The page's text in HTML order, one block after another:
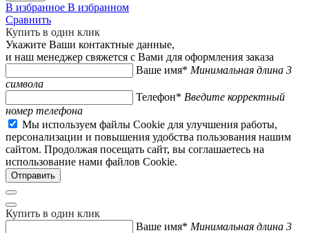
В избранное В избранном
Сравнить
Купить в один клик
Укажите Ваши контактные данные,
и наш менеджер свяжется с Вами для оформления заказа
Ваше имя* Минимальная длина 3
символа
Телефон* Введите корректный
номер телефона
Мы используем файлы Cookie для улучшения работы,
персонализации и повышения удобства пользования нашим
сайтом. Продолжая посещать сайт, вы соглашаетесь на
использование нами файлов Cookie.
Купить в один клик
Ваше имя* Минимальная длина 3